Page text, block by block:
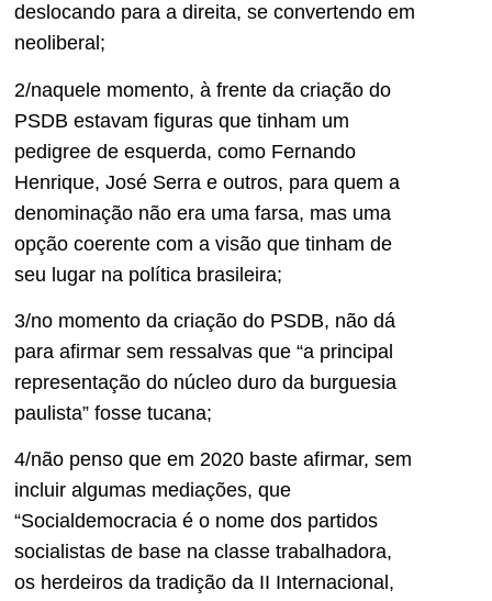
deslocando para a direita, se convertendo em
neoliberal;
2/naquele momento, à frente da criação do
PSDB estavam figuras que tinham um
pedigree de esquerda, como Fernando
Henrique, José Serra e outros, para quem a
denominação não era uma farsa, mas uma
opção coerente com a visão que tinham de
seu lugar na política brasileira;
3/no momento da criação do PSDB, não dá
para afirmar sem ressalvas que “a principal
representação do núcleo duro da burguesia
paulista” fosse tucana;
4/não penso que em 2020 baste afirmar, sem
incluir algumas mediações, que
“Socialdemocracia é o nome dos partidos
socialistas de base na classe trabalhadora,
os herdeiros da tradição da II Internacional,